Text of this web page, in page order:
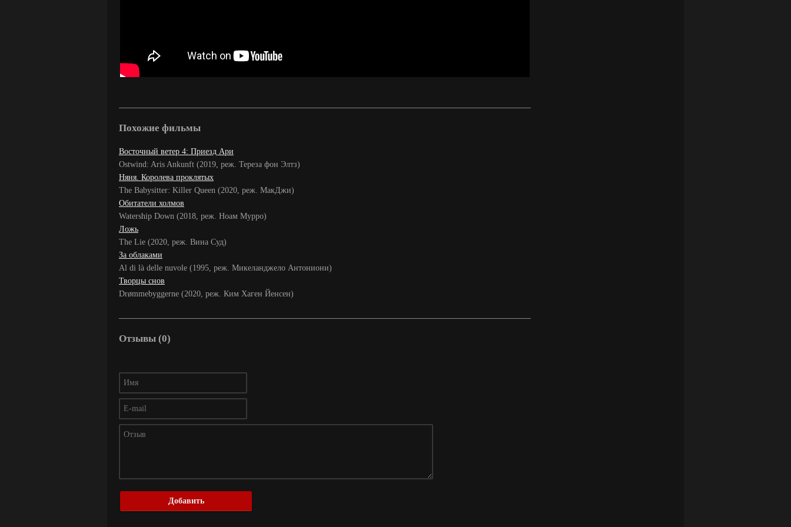
Похожие фильмы
Восточный ветер 4: Приезд Ари
Ostwind: Aris Ankunft (2019, реж. Тереза фон Элтз)
Няня. Королева проклятых
The Babysitter: Killer Queen (2020, реж. МакДжи)
Обитатели холмов
Watership Down (2018, реж. Ноам Мурро)
Ложь
The Lie (2020, реж. Вина Суд)
За облаками
Al di là delle nuvole (1995, реж. Микеланджело Антониони)
Творцы снов
Drømmebyggerne (2020, реж. Ким Хаген Йенсен)
Отзывы (0)
Добавить